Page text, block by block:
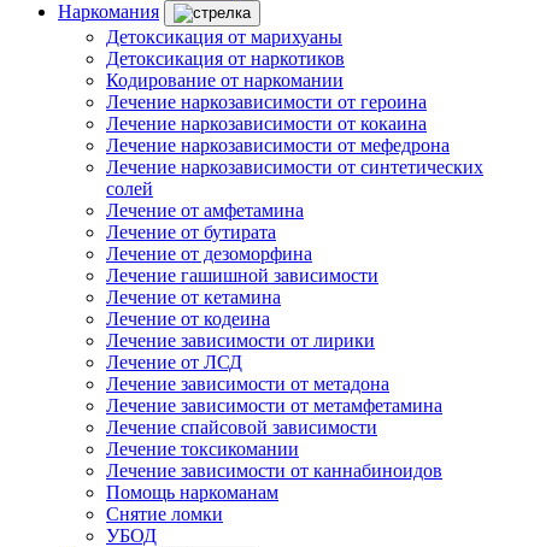
Наркомания
Детоксикация от марихуаны
Детоксикация от наркотиков
Кодирование от наркомании
Лечение наркозависимости от героина
Лечение наркозависимости от кокаина
Лечение наркозависимости от мефедрона
Лечение наркозависимости от синтетических
солей
Лечение от амфетамина
Лечение от бутирата
Лечение от дезоморфина
Лечение гашишной зависимости
Лечение от кетамина
Лечение от кодеина
Лечение зависимости от лирики
Лечение от ЛСД
Лечение зависимости от метадона
Лечение зависимости от метамфетамина
Лечение спайсовой зависимости
Лечение токсикомании
Лечение зависимости от каннабиноидов
Помощь наркоманам
Снятие ломки
УБОД